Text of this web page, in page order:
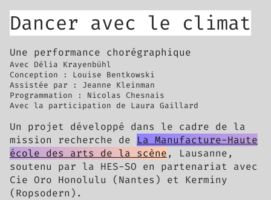
Dancer avec le climat
Une performance chorégraphique
Avec Délia Krayenbühl
Conception : Louise Bentkowski
Assistée par : Jeanne Kleinman
Programmation : Nicolas Chesnais
Avec la participation de Laura Gaillard
Un projet développé dans le cadre de la
mission recherche de La Manufacture-Haute
école des arts de la scène, Lausanne,
soutenu par la HES-SO en partenariat avec
Cie Oro Honolulu (Nantes) et Kerminy
(Ropsodern).